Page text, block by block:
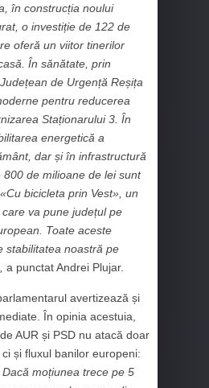
în construcția noului
o investiție de 122 de
oferă un viitor tinerilor
În sănătate, prin
de Urgență Reșița
pentru reducerea
Staționarului 3. În
energetică a
dar și în infrastructură
de milioane de lei sunt
bicicleta prin Vest», un
va pune județul pe
Toate aceste
stabilitatea noastră pe
a punctat Andrei Plujar.
avertizează și
În opinia acestuia,
AUR și PSD nu atacă doar
și fluxul banilor europeni:
Dacă moțiunea trece pe 5